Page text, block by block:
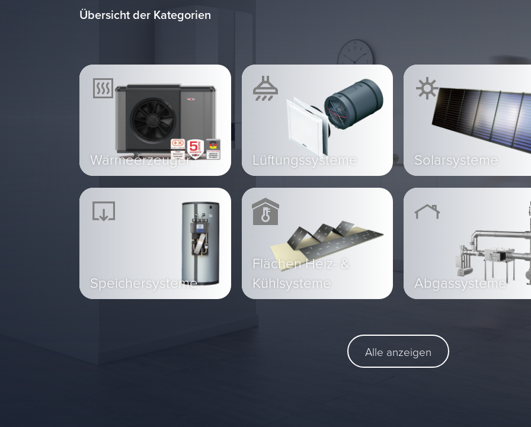
Übersicht der Kategorien
Wärmeerzeuger Lüftungssysteme Solarsysteme
Speichersysteme
Flächen Heiz- &
Kühlsysteme
Abgassysteme
Alle anzeigen